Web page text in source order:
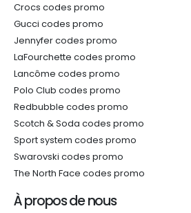
Crocs codes promo
Gucci codes promo
Jennyfer codes promo
LaFourchette codes promo
Lancôme codes promo
Polo Club codes promo
Redbubble codes promo
Scotch & Soda codes promo
Sport system codes promo
Swarovski codes promo
The North Face codes promo
À propos de nous